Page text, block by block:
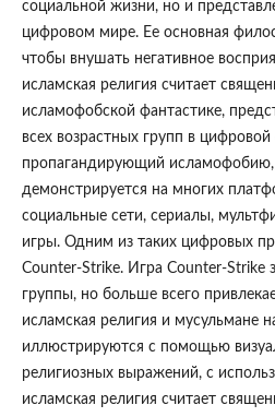
социальной жизни, но и
цифровом мире. Ее основная
чтобы внушать негативное
исламская религия считает
исламофобской фантастике,
всех возрастных групп в цифровой
пропагандирующий
демонстрируется на многих
социальные сети, сериалы,
игры. Одним из таких цифровых
Counter-Strike. Игра Counter-Strike
группы, но больше всего
исламская религия и мусульмане
иллюстрируются с помощью
религиозных выражений, с
исламская религия считает